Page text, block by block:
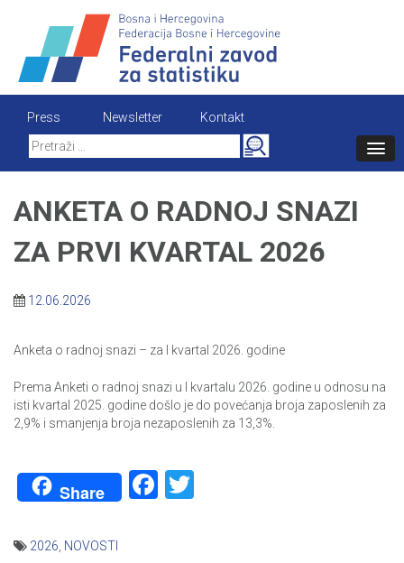
content
Press Newsletter
Kontakt
Search
for:
ANKETA O RADNOJ SNAZI
ZA PRVI KVARTAL 2026
12.06.2026
Anketa o radnoj snazi – za I kvartal 2026. godine
Prema Anketi o radnoj snazi u I kvartalu 2026. godine u odnosu na
isti kvartal 2025. godine došlo je do povećanja broja zaposlenih za
2,9% i smanjenja broja nezaposlenih za 13,3%.
Share Facebook
2026 NOVOSTI